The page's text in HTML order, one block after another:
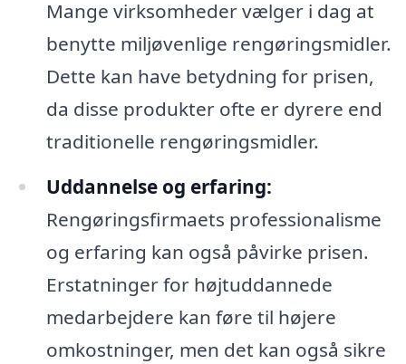
Mange virksomheder vælger i dag at
benytte miljøvenlige rengøringsmidler.
Dette kan have betydning for prisen,
da disse produkter ofte er dyrere end
traditionelle rengøringsmidler.
Uddannelse og erfaring:
Rengøringsfirmaets professionalisme
og erfaring kan også påvirke prisen.
Erstatninger for højtuddannede
medarbejdere kan føre til højere
omkostninger, men det kan også sikre